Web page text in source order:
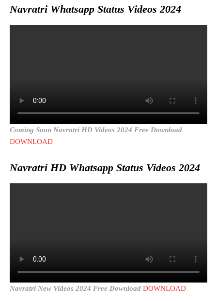
Navratri Whatsapp Status Videos 2024
Coming Soon Navratri HD Videos 2024 Free Download
DOWNLOAD
Navratri HD Whatsapp Status Videos 2024
Navratri New Videos 2024 Free Download DOWNLOAD